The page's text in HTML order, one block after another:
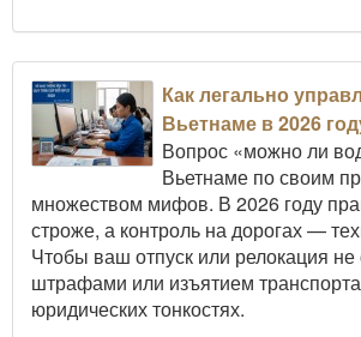
Как легально
Вьетнаме в 2026
Вопрос «можно ли
Вьетнаме по своим
множеством мифов. В 2026 году
строже, а контроль на дорогах —
Чтобы ваш отпуск или релокация
штрафами или изъятием
юридических тонкостях.